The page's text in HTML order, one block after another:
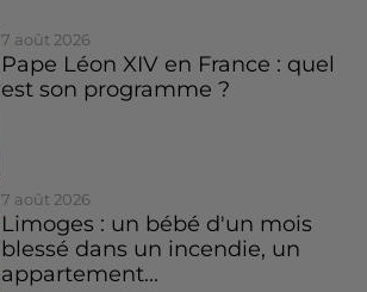
7 août 2026
Pape Léon XIV en France : quel
est son programme ?
7 août 2026
Limoges : un bébé d'un mois
blessé dans un incendie, un
appartement...